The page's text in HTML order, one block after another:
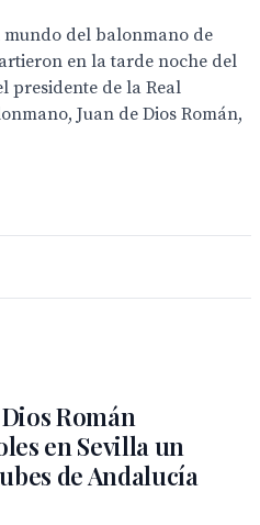
mundo del balonmano de
en la tarde noche del
presidente de la Real
Juan de Dios Román,
Román
en Sevilla un
de Andalucía